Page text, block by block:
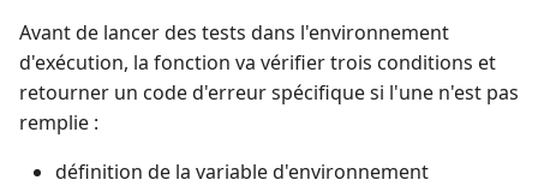
c
h
OpenID Connect
qualitatif
Avant de lancer des tests dans l'environnement
d'exécution, la fonction va vérifier trois conditions et
retourner un code d'erreur spécifique si l'une n'est pas
remplie :
définition de la variable d'environnement